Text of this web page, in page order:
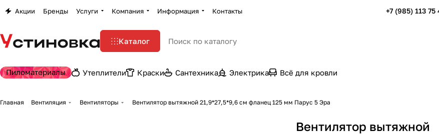
Акции Бренды Услуги Компания Информация Контакты +7 (985) 113 75
Каталог
Пиломатериалы Утеплители Краски Сантехника Электрика Всё для кровли
Главная Вентиляция Вентиляторы Вентилятор вытяжной 21,9*27,5*9,6 см фланец 125 мм Парус 5 Эра
Вентилятор вытяжной